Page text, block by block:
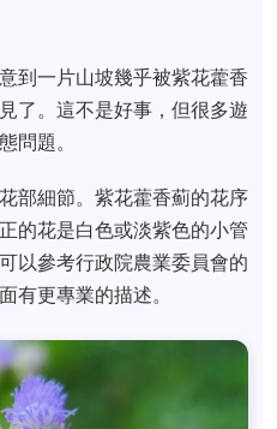
到一片山坡幾乎被紫花藿香
了。這不是好事，但很多遊
問題。
部細節。紫花藿香薊的花序
的花是白色或淡紫色的小管
以參考行政院農業委員會的
有更專業的描述。